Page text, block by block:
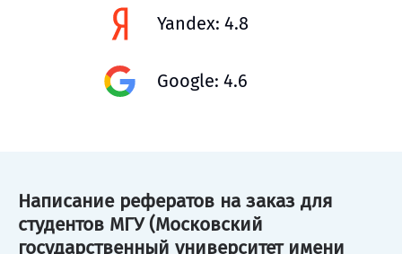
Yandex: 4.8
Google: 4.6
Написание рефератов на заказ для
студентов МГУ (Московский
государственный университет имени